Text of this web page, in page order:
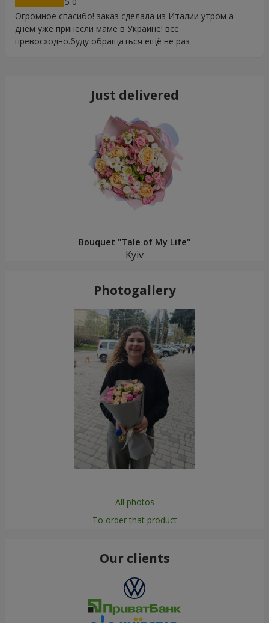
Огромное спасибо! заказ сделала из Италии утром а
днём уже принесли маме в Украине! всё
превосходно.буду обращаться ещё не раз
Just delivered
Bouquet "Tale of My Life"
Kyiv
Photogallery
All photos
To order that product
Our clients